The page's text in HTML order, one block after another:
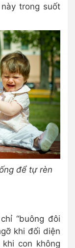
trong suốt
để tự rèn
“buông đôi
khi đối diện
con không